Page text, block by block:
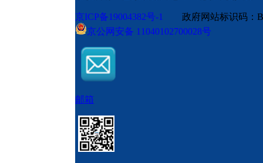
京ICP备19004382号-1 政府网站标识码
京公网安备 11040102700028号
邮箱